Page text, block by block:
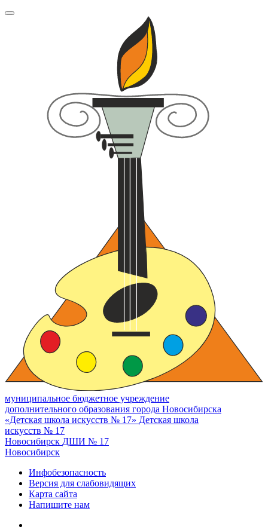
муниципальное бюджетное учреждение
дополнительного образования города Новосибирска
«Детская школа искусств № 17» Детская школа
искусств № 17
Новосибирск ДШИ № 17
Новосибирск
Инфобезопасность
Версия для слабовидящих
Карта сайта
Напишите нам